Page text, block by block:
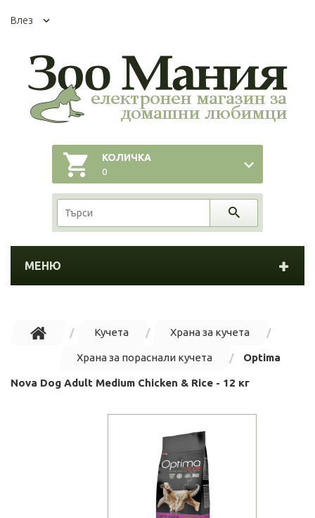
Влез
КОЛИЧКА
0
МЕНЮ
Кучета Храна за кучета
Храна за пораснали кучета Optima
Nova Dog Adult Medium Chicken & Rice - 12 кг